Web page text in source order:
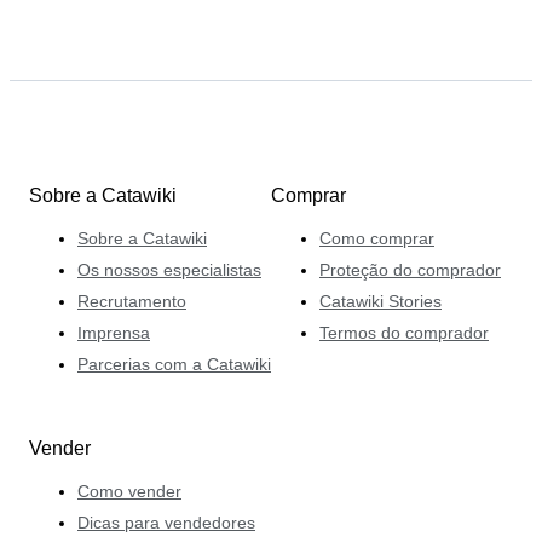
Sobre a Catawiki
Sobre a Catawiki
Os nossos especialistas
Recrutamento
Imprensa
Parcerias com a Catawiki
Comprar
Como comprar
Proteção do comprador
Catawiki Stories
Termos do comprador
Vender
Como vender
Dicas para vendedores